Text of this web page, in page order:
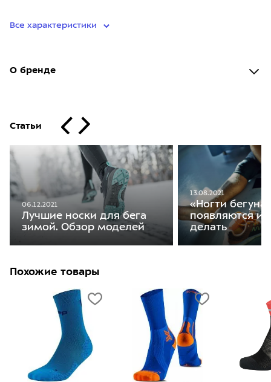
Все характеристики
О бренде
Статьи
06.12.2021
Лучшие носки для бега
зимой. Обзор моделей
13.08.2021
«Ногти
появляются и
делать
Похожие товары